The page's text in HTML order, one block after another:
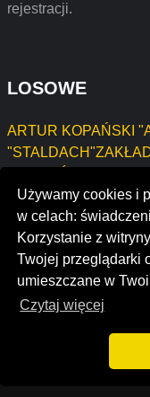
Używamy cookies i
w celach:
Korzystanie z
Twojej przeglądarki
umieszczane w
Czytaj więcej
rejestracji.
LOSOWE
ARTUR KOPAŃSKI
Firma Budowlano-
Maciej Niedziński
Artur Parysek
reccard inc.
© 2022
granicą.